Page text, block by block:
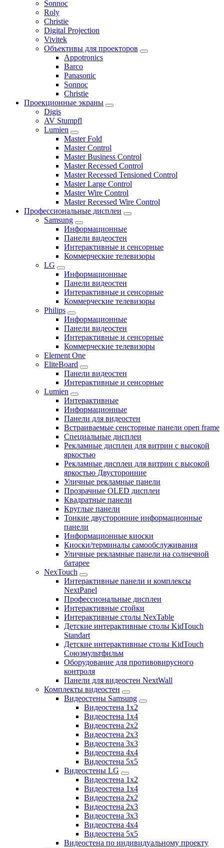
Sonnoc
Roly
Christie
Digital Projection
Vivitek
Объективы для проекторов
Appotronics
Barco
Panasonic
Sonnoc
Сhristie
Проекционные экраны
Digis
AV Stumpfl
Lumien
Master Fold
Master Control
Master Business Control
Master Recessed Control
Master Recessed Tensioned Control
Master Large Control
Master Wire Control
Master Recessed Wire Control
Профессиональные дисплеи
Samsung
Информационные
Панели видеостен
Интерактивные и сенсорные
Коммерческие телевизоры
LG
Информационные
Панели видеостен
Интерактивные и сенсорные
Коммерческие телевизоры
Philips
Информационные
Панели видеостен
Интерактивные и сенсорные
Коммерческие телевизоры
Element One
EliteBoard
Панели видеостен
Интерактивные и сенсорные
Lumien
Интерактивные
Информационные
Панели для видеостен
Встраиваемые сенсторные панели open frame
Специальные дисплеи
Рекламные дисплеи для витрин с высокой
яркостью
Рекламные дисплеи для витрин с высокой
яркостью Двусторонние
Уличные рекламные панели
Прозрачные OLED дисплеи
Квадратные панели
Круглые панели
Тонкие двусторонние информационные
панели
Информационные киоски
Киоски/терминалы самообслуживания
Уличные рекламные панели на солнечной
батарее
NexTouch
Интерактивные панели и комплексы
NextPanel
Профессиональные дисплеи
Интерактивные стойки
Интерактивные столы NexTable
Детские интерактивные столы KidTouch
Standart
Детские интерактивные столы KidTouch
Союзмультфильм
Оборудование для противовирусного
контроля
Панели для видеостен NextWall
Комплекты видеостен
Видеостены Samsung
Видеостена 1x2
Видеостена 1x4
Видеостена 2x2
Видеостена 2х3
Видеостена 3x3
Видеостена 4x4
Видеостена 5x5
Видеостены LG
Видеостена 1x2
Видеостена 1x4
Видеостена 2x2
Видеостена 2x3
Видеостена 3x3
Видеостена 4x4
Видеостена 5x5
Видеостена по индивидуальному проекту